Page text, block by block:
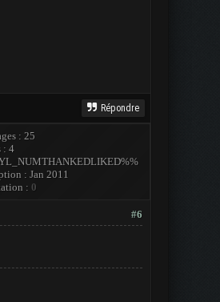
Répondre
: 25
: 4
: Jan 2011
: 0
#6